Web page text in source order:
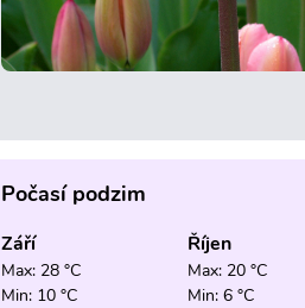
Počasí podzim
Září
Max: 28 °C
Min: 10 °C
Říjen
Max: 20 °C
Min: 6 °C